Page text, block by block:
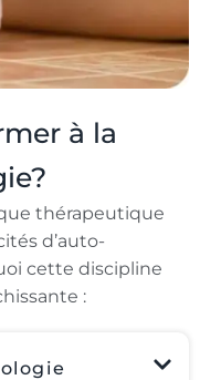
à la
thérapeutique
d’auto-
cette discipline
: